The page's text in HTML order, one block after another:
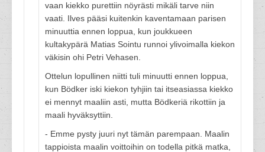
vaan kiekko purettiin nöyrästi mikäli tarve niin
vaati. Ilves pääsi kuitenkin kaventamaan parisen
minuuttia ennen loppua, kun joukkueen
kultakypärä Matias Sointu runnoi ylivoimalla kiekon
väkisin ohi Petri Vehasen.
Ottelun lopullinen niitti tuli minuutti ennen loppua,
kun Bödker iski kiekon tyhjiin tai itseasiassa kiekko
ei mennyt maaliin asti, mutta Bödkeriä rikottiin ja
maali hyväksyttiin.
- Emme pysty juuri nyt tämän parempaan. Maalin
tappioista maalin voittoihin on todella pitkä matka,